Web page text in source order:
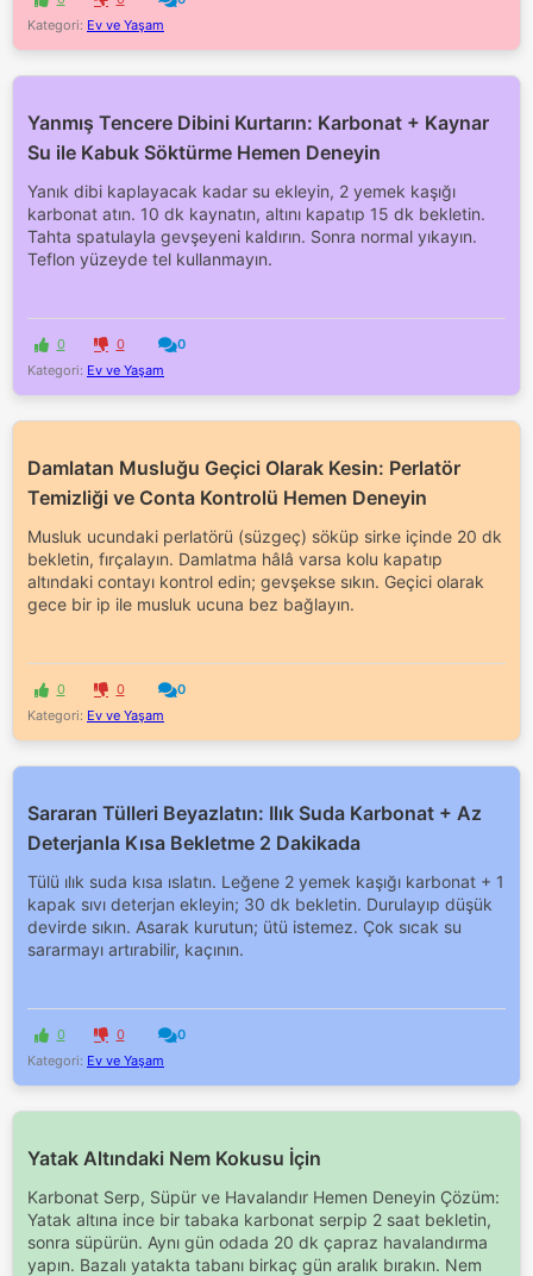
Kategori: Ev ve Yaşam
Yanmış Tencere Dibini Kurtarın: Karbonat + Kaynar
Su ile Kabuk Söktürme Hemen Deneyin
Yanık dibi kaplayacak kadar su ekleyin, 2 yemek kaşığı
karbonat atın. 10 dk kaynatın, altını kapatıp 15 dk bekletin.
Tahta spatulayla gevşeyeni kaldırın. Sonra normal yıkayın.
Teflon yüzeyde tel kullanmayın.
0 0
0
Kategori: Ev ve Yaşam
Damlatan Musluğu Geçici Olarak Kesin: Perlatör
Temizliği ve Conta Kontrolü Hemen Deneyin
Musluk ucundaki perlatörü (süzgeç) söküp sirke içinde 20 dk
bekletin, fırçalayın. Damlatma hâlâ varsa kolu kapatıp
altındaki contayı kontrol edin; gevşekse sıkın. Geçici olarak
gece bir ip ile musluk ucuna bez bağlayın.
0 0
0
Kategori: Ev ve Yaşam
Sararan Tülleri Beyazlatın: Ilık Suda Karbonat + Az
Deterjanla Kısa Bekletme 2 Dakikada
Tülü ılık suda kısa ıslatın. Leğene 2 yemek kaşığı karbonat + 1
kapak sıvı deterjan ekleyin; 30 dk bekletin. Durulayıp düşük
devirde sıkın. Asarak kurutun; ütü istemez. Çok sıcak su
sararmayı artırabilir, kaçının.
0 0
0
Kategori: Ev ve Yaşam
Yatak Altındaki Nem Kokusu İçin
Karbonat Serp, Süpür ve Havalandır Hemen Deneyin Çözüm:
Yatak altına ince bir tabaka karbonat serpip 2 saat bekletin,
sonra süpürün. Aynı gün odada 20 dk çapraz havalandırma
yapın. Bazalı yatakta tabanı birkaç gün aralık bırakın. Nem